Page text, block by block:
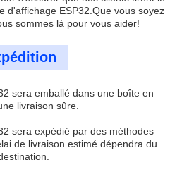
d'affichage ESP32.Que vous soyez
sommes là pour vous aider!
sera emballé dans une boîte en
livraison sûre.
sera expédié par des méthodes
de livraison estimé dépendra du